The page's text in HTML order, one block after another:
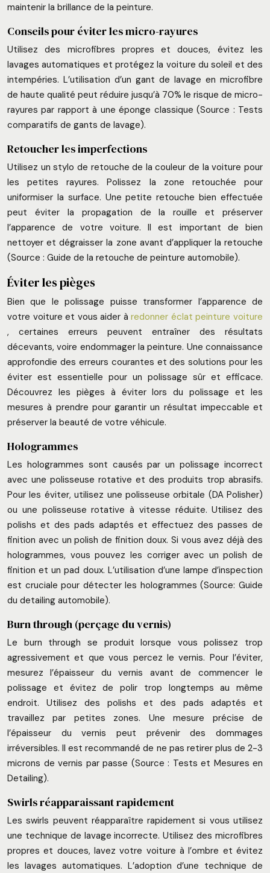
maintenir la brillance de la peinture.
Conseils pour éviter les micro-rayures
Utilisez des microfibres propres et douces, évitez les
lavages automatiques et protégez la voiture du soleil et des
intempéries. L’utilisation d’un gant de lavage en microfibre
de haute qualité peut réduire jusqu’à 70% le risque de micro-
rayures par rapport à une éponge classique (Source : Tests
comparatifs de gants de lavage).
Retoucher les imperfections
Utilisez un stylo de retouche de la couleur de la voiture pour
les petites rayures. Polissez la zone retouchée pour
uniformiser la surface. Une petite retouche bien effectuée
peut éviter la propagation de la rouille et préserver
l’apparence de votre voiture. Il est important de bien
nettoyer et dégraisser la zone avant d’appliquer la retouche
(Source : Guide de la retouche de peinture automobile).
Éviter les pièges
Bien que le polissage puisse transformer l’apparence de
votre voiture et vous aider àredonner éclat peinture voiture
, certaines erreurs peuvent entraîner des résultats
décevants, voire endommager la peinture. Une connaissance
approfondie des erreurs courantes et des solutions pour les
éviter est essentielle pour un polissage sûr et efficace.
Découvrez les pièges à éviter lors du polissage et les
mesures à prendre pour garantir un résultat impeccable et
préserver la beauté de votre véhicule.
Hologrammes
Les hologrammes sont causés par un polissage incorrect
avec une polisseuse rotative et des produits trop abrasifs.
Pour les éviter, utilisez une polisseuse orbitale (DA Polisher)
ou une polisseuse rotative à vitesse réduite. Utilisez des
polishs et des pads adaptés et effectuez des passes de
finition avec un polish de finition doux. Si vous avez déjà des
hologrammes, vous pouvez les corriger avec un polish de
finition et un pad doux. L’utilisation d’une lampe d’inspection
est cruciale pour détecter les hologrammes (Source: Guide
du detailing automobile).
Burn through (perçage du vernis)
Le burn through se produit lorsque vous polissez trop
agressivement et que vous percez le vernis. Pour l’éviter,
mesurez l’épaisseur du vernis avant de commencer le
polissage et évitez de polir trop longtemps au même
endroit. Utilisez des polishs et des pads adaptés et
travaillez par petites zones. Une mesure précise de
l’épaisseur du vernis peut prévenir des dommages
irréversibles. Il est recommandé de ne pas retirer plus de 2-3
microns de vernis par passe (Source : Tests et Mesures en
Detailing).
Swirls réapparaissant rapidement
Les swirls peuvent réapparaître rapidement si vous utilisez
une technique de lavage incorrecte. Utilisez des microfibres
propres et douces, lavez votre voiture à l’ombre et évitez
les lavages automatiques. L’adoption d’une technique de